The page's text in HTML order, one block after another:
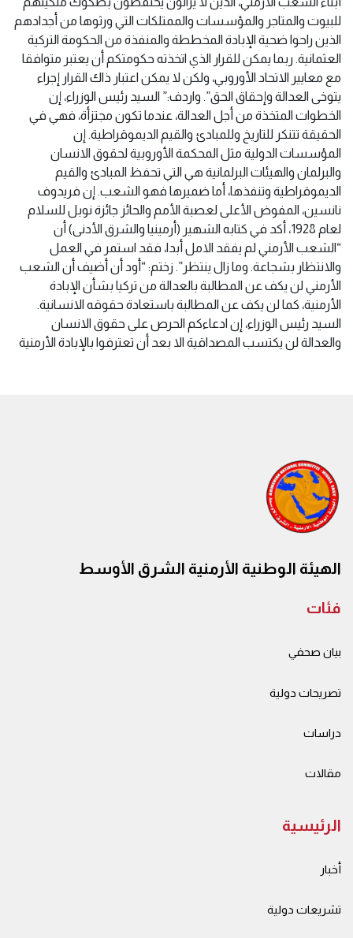
للبيوت والمتاجر والمؤسسات والممتلكات التي ورثوها من أجدادهم
الذين راحوا ضحية الإبادة المخططة والمنفذة من الحكومة التركية
العثمانية. ربما يمكن للقرار الذي اتخذته حكومتكم أن يعتبر متوافقا
مع معايير الاتحاد الأوروبي، ولكن لا يمكن اعتبار ذاك القرار إجراء
يتوخى العدالة وإحقاق الحق”. واردف:” السيد رئيس الوزراء، إن
الخطوات المتخذة من أجل العدالة، عندما تكون مجتزأة، فهي في
الحقيقة تتنكر للتاريخ وللمبادئ والقيم الديموقراطية. إن
المؤسسات الدولية مثل المحكمة الأوروبية لحقوق الانسان
والبرلمان والهيئات البرلمانية هي التي تحفظ المبادئ والقيم
الديموقراطية وتنفذها، أما ضميرها فهو الشعب. إن فريدوف
نانسين، المفوض الأعلى لعصبة الأمم والحائز جائزة نوبل للسلام
لعام 1928، أكد في كتابه الشهير (أرمينيا والشرق الأدنى) أن
“الشعب الأرمني لم يفقد الامل أبدا، فقد استمر في العمل
والانتظار بشجاعة. وما زال ينتظر”. زختم: “أود أن أضيف أن الشعب
الأرمني لن يكف عن المطالبة بالعدالة من تركيا بشأن الإبادة
الأرمنية، كما لن يكف عن المطالبة باستعادة حقوقه الانسانية.
السيد رئيس الوزراء، إن ادعاءكم الحرص على حقوق الانسان
والعدالة لن يكتسب المصداقية الا بعد أن تعترفوا بالإبادة الأرمنية
الهيئة الوطنية الأرمنية الشرق الأوسط
فئات
بيان صحفي
تصريحات دولية
دراسات
مقالات
الرئيسية
أخبار
تشريعات دولية